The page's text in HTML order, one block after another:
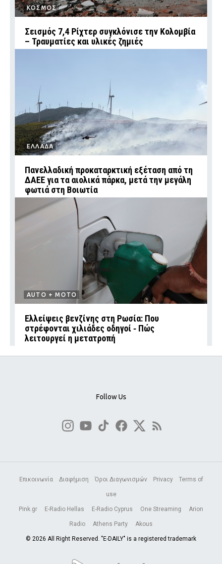
ΚΟΣΜΟΣ
Σεισμός 7,4 Ρίχτερ συγκλόνισε την Κολομβία
– Τραυματίες και υλικές ζημιές
ΕΛΛΑΔΑ
Πανελλαδική προκαταρκτική εξέταση από τη
ΔΑΕΕ για τα αιολικά πάρκα, μετά την μεγάλη
φωτιά στη Βοιωτία
AUTO + MOTO
Ελλείψεις βενζίνης στη Ρωσία: Που
στρέφονται χιλιάδες οδηγοί ‑ Πώς
λειτουργεί η μετατροπή
Follow Us
Επικοινωνία Διαφήμιση Όροι Διαγωνισμών Privacy Terms of
use
Pink.gr E-Radio Hellas E-Radio Cyprus One Streaming Arion
Radio Athens Party Akous
© 2026 All Right Reserved. "E-DAILY" is a registered trademark